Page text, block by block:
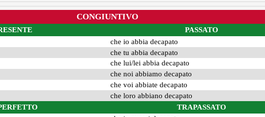
CONGIUNTIVO
PASSATO
che io abbia decapato
che tu abbia decapato
che lui/lei abbia decapato
che noi abbiamo decapato
che voi abbiate decapato
che loro abbiano decapato
TRAPASSATO